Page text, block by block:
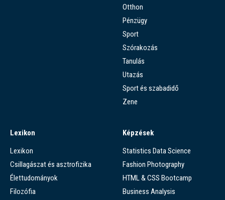
Otthon
Pénzügy
Sport
Szórakozás
Tanulás
Utazás
Sport és szabadidő
Zene
Lexikon
Lexikon
Csillagászat és asztrofizika
Élettudományok
Filozófia
Képzések
Statistics Data Science
Fashion Photography
HTML & CSS Bootcamp
Business Analysis